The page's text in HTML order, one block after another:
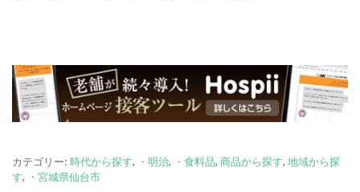
カテゴリー: 時代から探す, ・明治, ・食料品, 商品から探す, 地域から探
す, ・宮城県仙台市